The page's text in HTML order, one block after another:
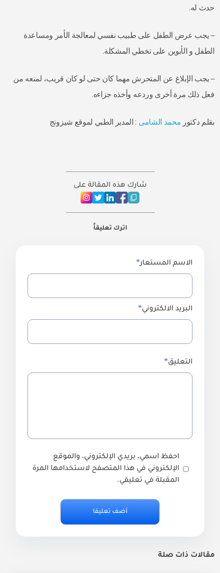
حدث له.
– يجب عرض الطفل على طبيب نفسي لمعالجة الأمر ومساعدة
الطفل و الأبوين على تخطي المشكلة.
– يجب الإبلاغ عن المتحرش مهما كان حتى لو كان قريب، لمنعه من
فعل ذلك مرة أخرى وردعه وأخذه جزاءه.
بقلم دكتور محمد الشامى : المدير الطبي لموقع شيزونج
شارك هذه المقالة على
اترك تعليقاً
الاسم المستعار
البريد الالكتروني
التعليق
احفظ اسمي، بريدي الإلكتروني، والموقع
الإلكتروني في هذا المتصفح لاستخدامها المرة
المقبلة في تعليقي.
مقالات ذات صلة